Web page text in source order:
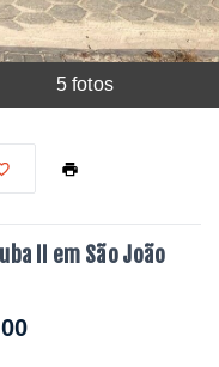
5 fotos
II em São João